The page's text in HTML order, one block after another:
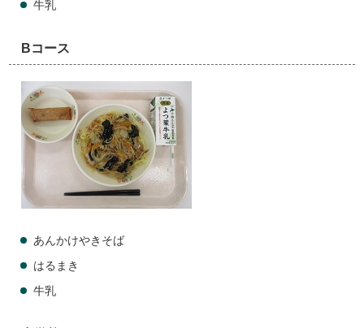
牛乳
Bコース
あんかけやきそば
はるまき
牛乳